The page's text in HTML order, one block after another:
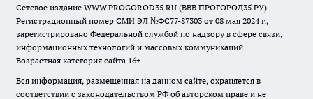
Сетевое издание WWW.PROGOROD35.RU (ВВВ.ПРОГОРОД35.РУ).
Регистрационный номер СМИ ЭЛ №ФС77-87303 от 08 мая 2024 г.,
зарегистрировано Федеральной службой по надзору в сфере связи,
информационных технологий и массовых коммуникаций.
Возрастная категория сайта 16+.
Вся информация, размещенная на данном сайте, охраняется в
соответствии с законодательством РФ об авторском праве и не